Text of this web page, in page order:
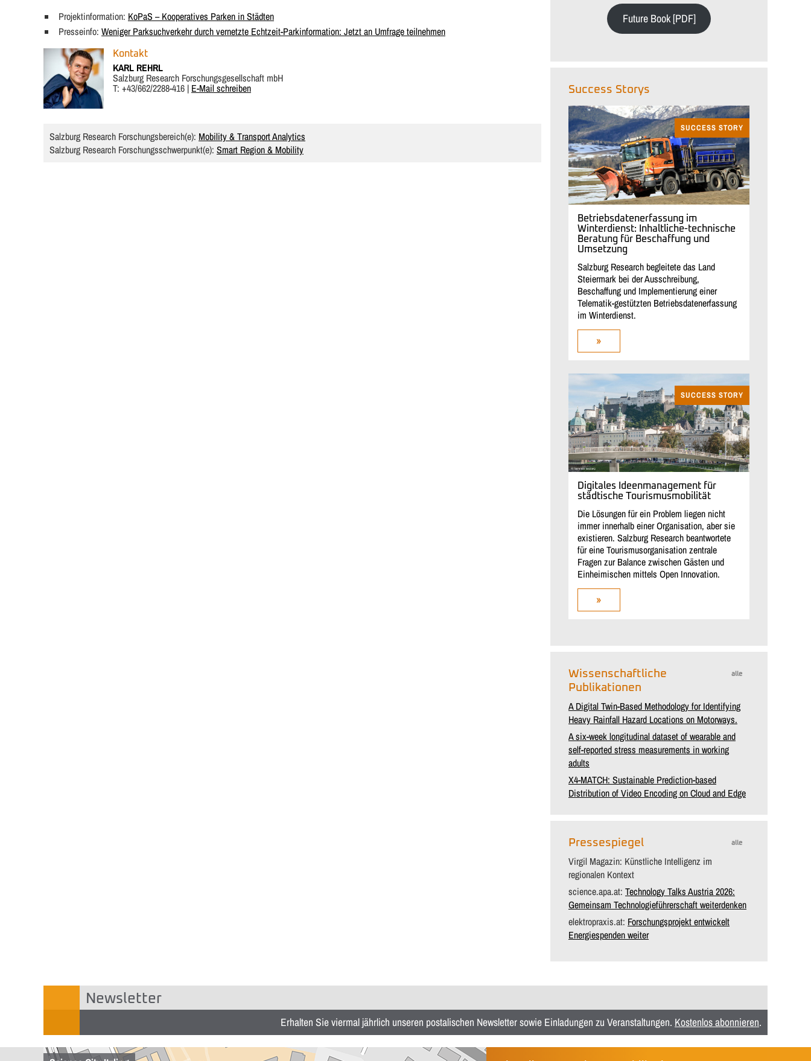
Projektinformation: KoPaS – Kooperatives Parken in Städten
Presseinfo: Weniger Parksuchverkehr durch vernetzte Echtzeit-Parkinformation: Jetzt an Umfrage teilnehmen
Kontakt
KARL REHRL
Salzburg Research Forschungsgesellschaft mbH
T: +43/662/2288-416 | E-Mail schreiben
Salzburg Research Forschungsbereich(e): Mobility & Transport Analytics
Salzburg Research Forschungsschwerpunkt(e): Smart Region & Mobility
Future Book [PDF]
Success Storys
SUCCESS STORY
Betriebsdatenerfassung im
Winterdienst: Inhaltliche-technische
Beratung für Beschaffung und
Umsetzung
Salzburg Research begleitete das Land
Steiermark bei der Ausschreibung,
Beschaffung und Implementierung einer
Telematik-gestützten Betriebsdatenerfassung
im Winterdienst.
»
SUCCESS STORY
Digitales Ideenmanagement für
städtische Tourismusmobilität
Die Lösungen für ein Problem liegen nicht
immer innerhalb einer Organisation, aber sie
existieren. Salzburg Research beantwortete
für eine Tourismusorganisation zentrale
Fragen zur Balance zwischen Gästen und
Einheimischen mittels Open Innovation.
»
alle
Wissenschaftliche
Publikationen
A Digital Twin-Based Methodology for Identifying
Heavy Rainfall Hazard Locations on Motorways.
A six-week longitudinal dataset of wearable and
self-reported stress measurements in working
adults
X4-MATCH: Sustainable Prediction-based
Distribution of Video Encoding on Cloud and Edge
alle
Pressespiegel
Virgil Magazin: Künstliche Intelligenz im
regionalen Kontext
science.apa.at: Technology Talks Austria 2026:
Gemeinsam Technologieführerschaft weiterdenken
elektropraxis.at: Forschungsprojekt entwickelt
Energiespenden weiter
Newsletter
Erhalten Sie viermal jährlich unseren postalischen Newsletter sowie Einladungen zu Veranstaltungen. Kostenlos abonnieren.